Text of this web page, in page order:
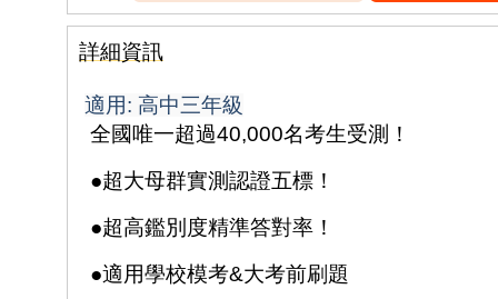
詳細資訊
適用: 高中三年級
全國唯一超過40,000名考生受測！
●超大母群實測認證五標！
●超高鑑別度精準答對率！
●適用學校模考&大考前刷題